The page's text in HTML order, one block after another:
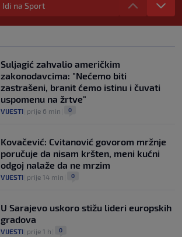
NOGOMET|6. aug.
Borac savladao Vitebsk i sa značajnim
Idi na Sport
Suljagić zahvalio američkim
zakonodavcima: "Nećemo biti
zastrašeni, branit ćemo istinu i čuvati
uspomenu na žrtve"
VIJESTI prije 6 min 0
Kovačević: Cvitanović govorom mržnje
poručuje da nisam kršten, meni kućni
odgoj nalaže da ne mrzim
VIJESTI prije 14 min 0
U Sarajevo uskoro stižu lideri europskih
gradova
VIJESTI prije 1 h 0